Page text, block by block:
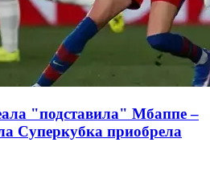
"подставила" Мбаппе –
Суперкубка приобрела